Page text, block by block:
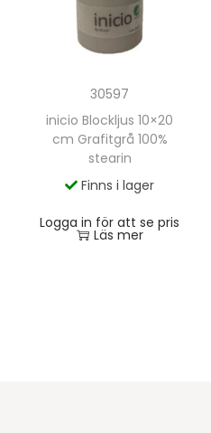
30597
inicio Blockljus 10×20
cm Grafitgrå 100%
stearin
Finns i lager
Logga in för att se pris
Läs mer